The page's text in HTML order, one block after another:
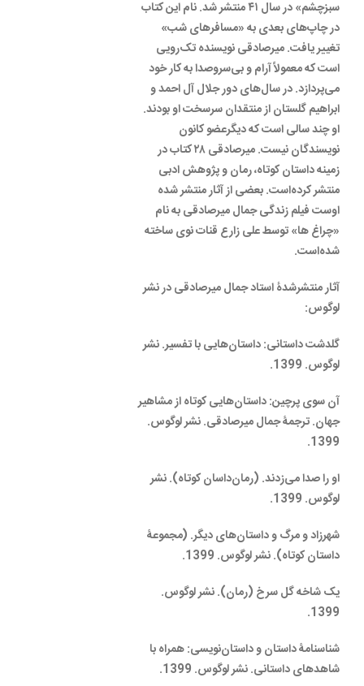
سبزچشم» در سال ۴۱ منتشر شد. نام این کتاب
در چاپ‌های بعدی به «مسافرهای شب»
تغییر یافت. میرصادقی نویسنده تک‌رویی
است که معمولاً آرام و بی‌سروصدا به کار خود
می‌پردازد. در سال‌های دور جلال آل احمد و
ابراهیم گلستان از منتقدان سرسخت او بودند.
او چند سالی است که دیگرعضو کانون
نویسندگان نیست. میرصادقی ۲۸ کتاب در
زمینه داستان کوتاه، رمان و پژوهش ادبی
منتشر کرده‌است. بعضی از آثار منتشر شده
اوست فیلم زندگی جمال میرصادقی به نام
«چراغ ها» توسط علی زارع قنات نوی ساخته
شده‌است.
آثار منتشرشدۀ استاد جمال میرصادقی در نشر
لوگوس:
گلدشت داستانی: داستان‌هایی با تفسیر. نشر
لوگوس. 1399.
آن سوی پرچین: داستان‌هایی کوتاه از مشاهیر
جهان. ترجمۀ جمال میرصادقی. نشر لوگوس.
1399.
او را صدا می‌زدند. (رمان‌داسان کوتاه). نشر
لوگوس. 1399.
شهرزاد و مرگ و داستان‌های دیگر. (مجموعۀ
داستان کوتاه). نشر لوگوس. 1399.
یک شاخه گل سرخ (رمان). نشر لوگوس.
1399.
شناسنامۀ داستان و داستان‌نویسی: همراه با
شاهدهای داستانی. نشر لوگوس. 1399.